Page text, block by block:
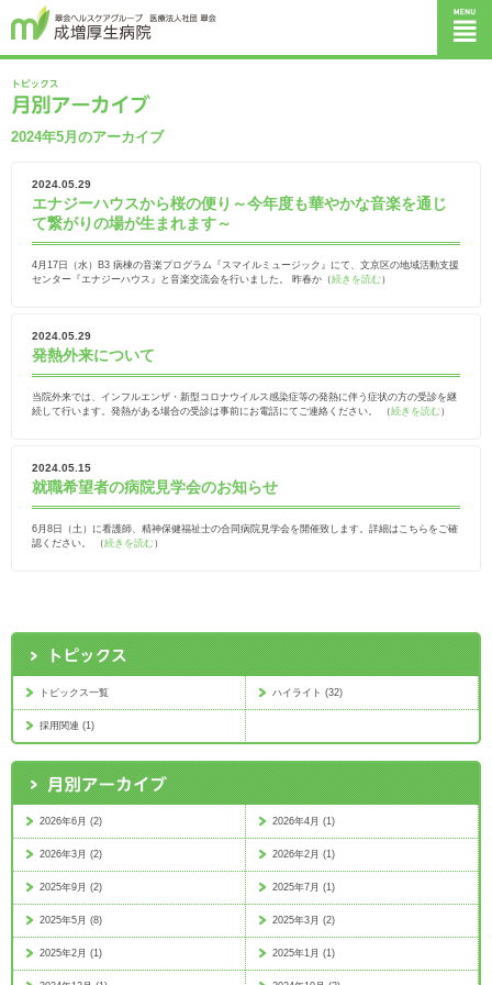
2024年5月のアーカイブ
2024.05.29
エナジーハウスから桜の便り～今年度も華やかな音楽を通じ
て繋がりの場が生まれます～
4月17日（水）B3 病棟の音楽プログラム『スマイルミュージック』にて、文京区の地域活動支援
センター『エナジーハウス』と音楽交流会を行いました。 昨春か（続きを読む）
2024.05.29
発熱外来について
当院外来では、インフルエンザ・新型コロナウイルス感染症等の発熱に伴う症状の方の受診を継
続して行います。発熱がある場合の受診は事前にお電話にてご連絡ください。 （続きを読む）
2024.05.15
就職希望者の病院見学会のお知らせ
6月8日（土）に看護師、精神保健福祉士の合同病院見学会を開催致します。詳細はこちらをご確
認ください。 （続きを読む）
トピックス一覧 ハイライト (32)
採用関連 (1)
2026年6月 (2) 2026年4月 (1)
2026年3月 (2) 2026年2月 (1)
2025年9月 (2) 2025年7月 (1)
2025年5月 (8) 2025年3月 (2)
2025年2月 (1) 2025年1月 (1)